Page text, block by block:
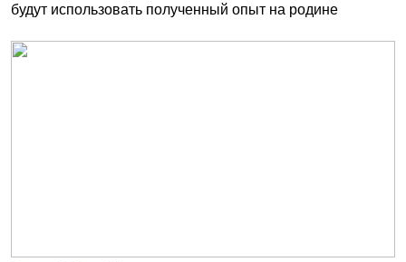
будут использовать полученный опыт на родине